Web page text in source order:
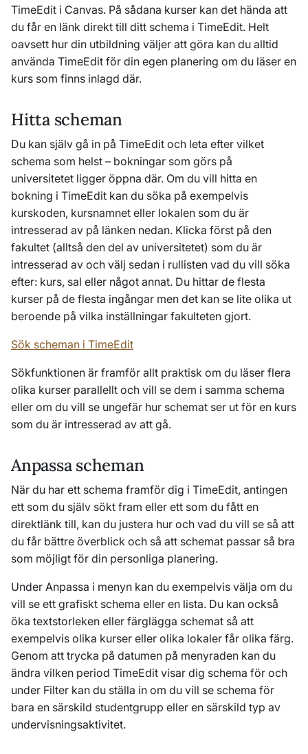
TimeEdit i Canvas. På sådana kurser kan det hända att
du får en länk direkt till ditt schema i TimeEdit. Helt
oavsett hur din utbildning väljer att göra kan du alltid
använda TimeEdit för din egen planering om du läser en
kurs som finns inlagd där.
Hitta scheman
Du kan själv gå in på TimeEdit och leta efter vilket
schema som helst – bokningar som görs på
universitetet ligger öppna där. Om du vill hitta en
bokning i TimeEdit kan du söka på exempelvis
kurskoden, kursnamnet eller lokalen som du är
intresserad av på länken nedan. Klicka först på den
fakultet (alltså den del av universitetet) som du är
intresserad av och välj sedan i rullisten vad du vill söka
efter: kurs, sal eller något annat. Du hittar de flesta
kurser på de flesta ingångar men det kan se lite olika ut
beroende på vilka inställningar fakulteten gjort.
Sök scheman i TimeEdit
Sökfunktionen är framför allt praktisk om du läser flera
olika kurser parallellt och vill se dem i samma schema
eller om du vill se ungefär hur schemat ser ut för en kurs
som du är intresserad av att gå.
Anpassa scheman
När du har ett schema framför dig i TimeEdit, antingen
ett som du själv sökt fram eller ett som du fått en
direktlänk till, kan du justera hur och vad du vill se så att
du får bättre överblick och så att schemat passar så bra
som möjligt för din personliga planering.
Under Anpassa i menyn kan du exempelvis välja om du
vill se ett grafiskt schema eller en lista. Du kan också
öka textstorleken eller färglägga schemat så att
exempelvis olika kurser eller olika lokaler får olika färg.
Genom att trycka på datumen på menyraden kan du
ändra vilken period TimeEdit visar dig schema för och
under Filter kan du ställa in om du vill se schema för
bara en särskild studentgrupp eller en särskild typ av
undervisningsaktivitet.